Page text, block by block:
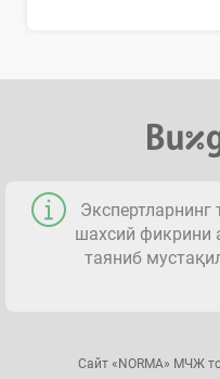
шахсий фикрини
таяниб
Сайт «NORMA» МЧЖ